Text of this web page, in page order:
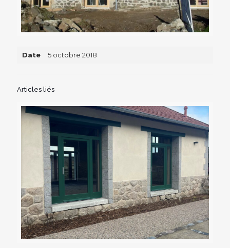
Date 5 octobre 2018
Articles liés